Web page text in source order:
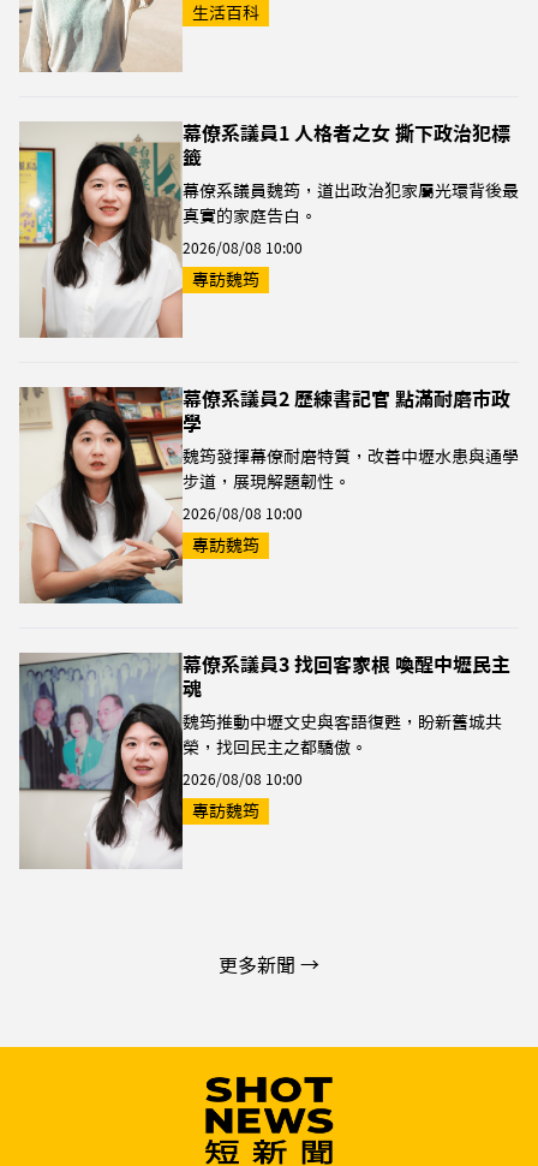
生活百科
幕僚系議員1 人格者之女 撕下政治犯標
籤
幕僚系議員魏筠，道出政治犯家屬光環背後最
真實的家庭告白。
2026/08/08 10:00
專訪魏筠
幕僚系議員2 歷練書記官 點滿耐磨市政
學
魏筠發揮幕僚耐磨特質，改善中壢水患與通學
步道，展現解題韌性。
2026/08/08 10:00
專訪魏筠
幕僚系議員3 找回客家根 喚醒中壢民主
魂
魏筠推動中壢文史與客語復甦，盼新舊城共
榮，找回民主之都驕傲。
2026/08/08 10:00
專訪魏筠
更多新聞 →